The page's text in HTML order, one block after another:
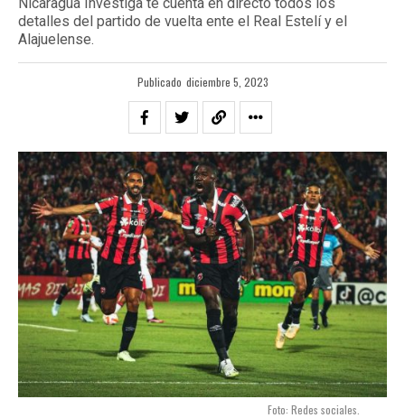
detalles del partido de vuelta ente el Real Estelí y el
Alajuelense.
Publicado diciembre 5, 2023
Foto: Redes sociales.